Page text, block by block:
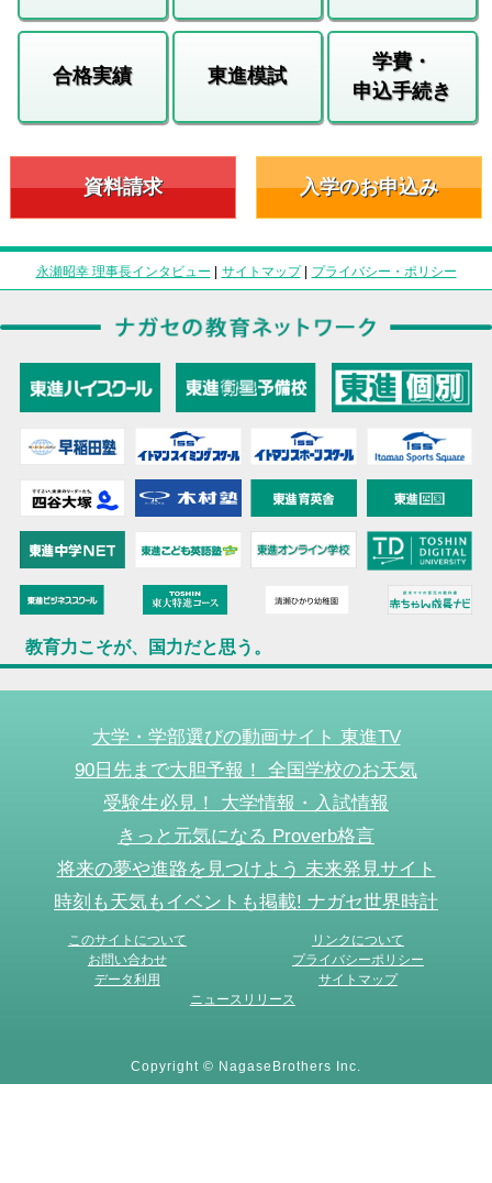
合格実績 東進模試
学費・
申込手続き
資料請求 入学のお申込み
永瀬昭幸 理事長インタビュー | サイトマップ| プライバシー・ポリシー
教育力こそが、国力だと思う。
大学・学部選びの動画サイト 東進TV
90日先まで大胆予報！ 全国学校のお天気
受験生必見！ 大学情報・入試情報
きっと元気になる Proverb格言
将来の夢や進路を見つけよう 未来発見サイト
時刻も天気もイベントも掲載! ナガセ世界時計
このサイトについて
リンクについて
お問い合わせ
プライバシーポリシー
データ利用
サイトマップ
ニュースリリース
Copyright © NagaseBrothers Inc.